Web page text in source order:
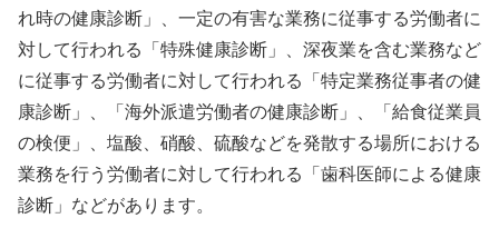
れ時の健康診断」、一定の有害な業務に従事する労働者に
対して行われる「特殊健康診断」、深夜業を含む業務など
に従事する労働者に対して行われる「特定業務従事者の健
康診断」、「海外派遣労働者の健康診断」、「給食従業員
の検便」、塩酸、硝酸、硫酸などを発散する場所における
業務を行う労働者に対して行われる「歯科医師による健康
診断」などがあります。